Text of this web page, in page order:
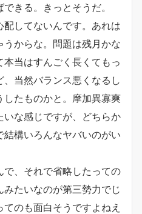
きる。きっとそうだ。
してないんです。あれは
からな。問題は残月かな
当はすんごく長くてもっ
当然バランス悪くなるし
たものかと。摩加異寡爽
な感じですが、どちらか
構いろんなヤバいのがい
、それで省略したっての
たいなのが第三勢力でじ
のも面白そうですよねえ